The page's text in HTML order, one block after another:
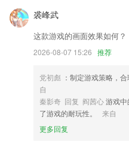
4.从小对宝宝进行艺术熏陶，培
源，丰富宝宝的视野和认知世界。
5.帮教师减负为同学服务
6.联系生活，学以致用，发现生
内部一码准更新了什么?
图片识别：主要是花卉图片的识别
优化车辆管理
拍照在队列中显示相同问题
裘峰武
这款游戏的画面效果如何？
2026-08-07 15:26 推荐
党初彪 ：制定游戏策略，
自
秦影奇 回复 阎茜心游戏
了游戏的耐玩性。
来自
更多回复